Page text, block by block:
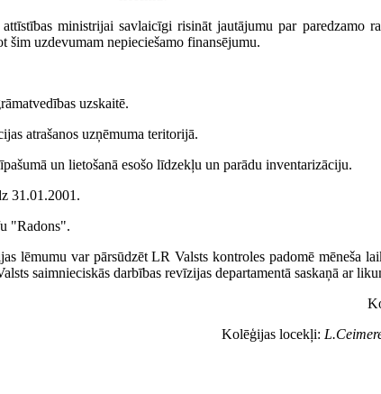
ministrijai savlaicīgi risināt jautājumu par paredzamo
uzdevumam nepieciešamo finansējumu.
uzskaitē.
atrašanos uzņēmuma teritorijā.
un lietošanā esošo līdzekļu un parādu inventarizāciju.
31.01.2001.
"Radons".
lēmumu var pārsūdzēt LR Valsts kontroles padomē mēneša
saimnieciskās darbības revīzijas departamentā saskaņā ar
Kolēģijas locekļi: